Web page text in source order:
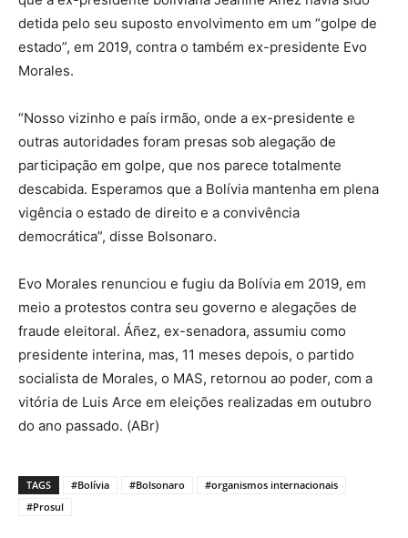
detida pelo seu suposto envolvimento em um “golpe de
estado”, em 2019, contra o também ex-presidente Evo
Morales.
“Nosso vizinho e país irmão, onde a ex-presidente e
outras autoridades foram presas sob alegação de
participação em golpe, que nos parece totalmente
descabida. Esperamos que a Bolívia mantenha em plena
vigência o estado de direito e a convivência
democrática”, disse Bolsonaro.
Evo Morales renunciou e fugiu da Bolívia em 2019, em
meio a protestos contra seu governo e alegações de
fraude eleitoral. Áñez, ex-senadora, assumiu como
presidente interina, mas, 11 meses depois, o partido
socialista de Morales, o MAS, retornou ao poder, com a
vitória de Luis Arce em eleições realizadas em outubro
do ano passado. (ABr)
TAGS #Bolívia #Bolsonaro
#organismos internacionais
#Prosul